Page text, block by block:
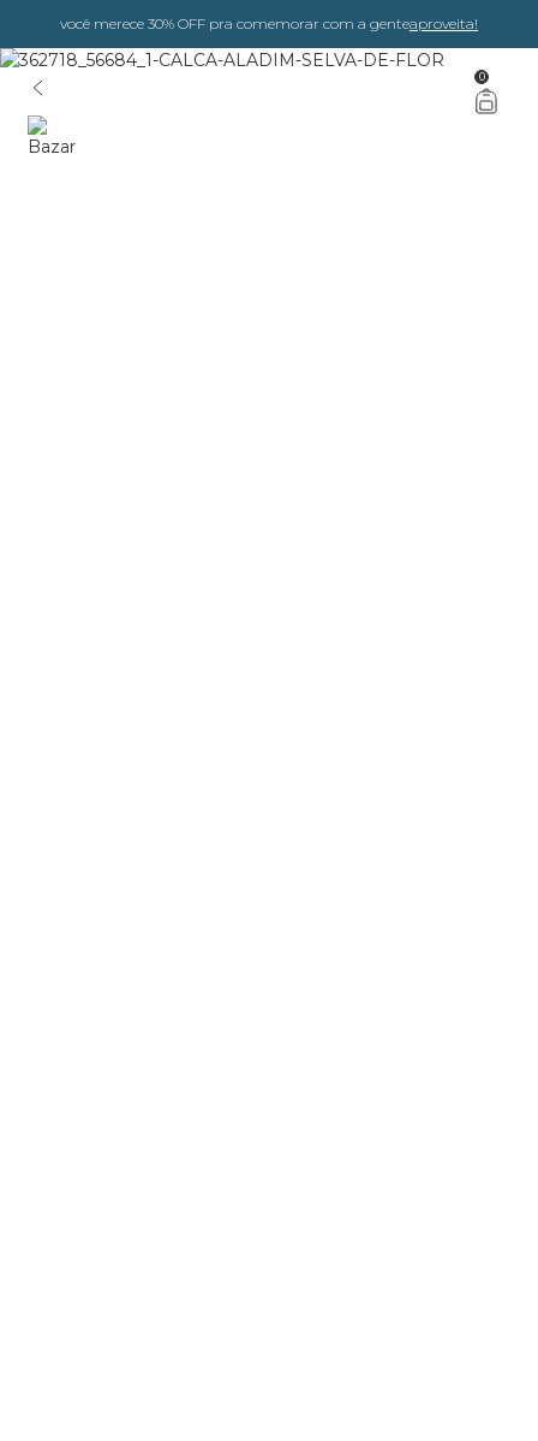
você merece 30% OFF pra comemorar com a genteaproveita!
0